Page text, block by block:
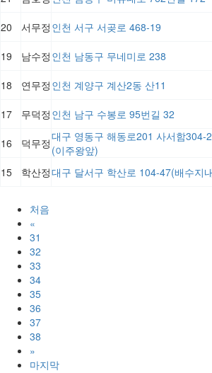
20
서무정 인천 서구 서곶로 468-19
19
남수정 인천 남동구 무네미로 238
18
연무정 인천 계양구 계산2동 산11
17
무덕정 인천 남구 수봉로 95번길 32
16
덕무정대구 영동구 해동로201 사서함304-
(이주왕앞)
15
학산정대구 달서구 학산로 104-47(배수지
처음
«
31
32
33
34
35
36
37
38
»
마지막